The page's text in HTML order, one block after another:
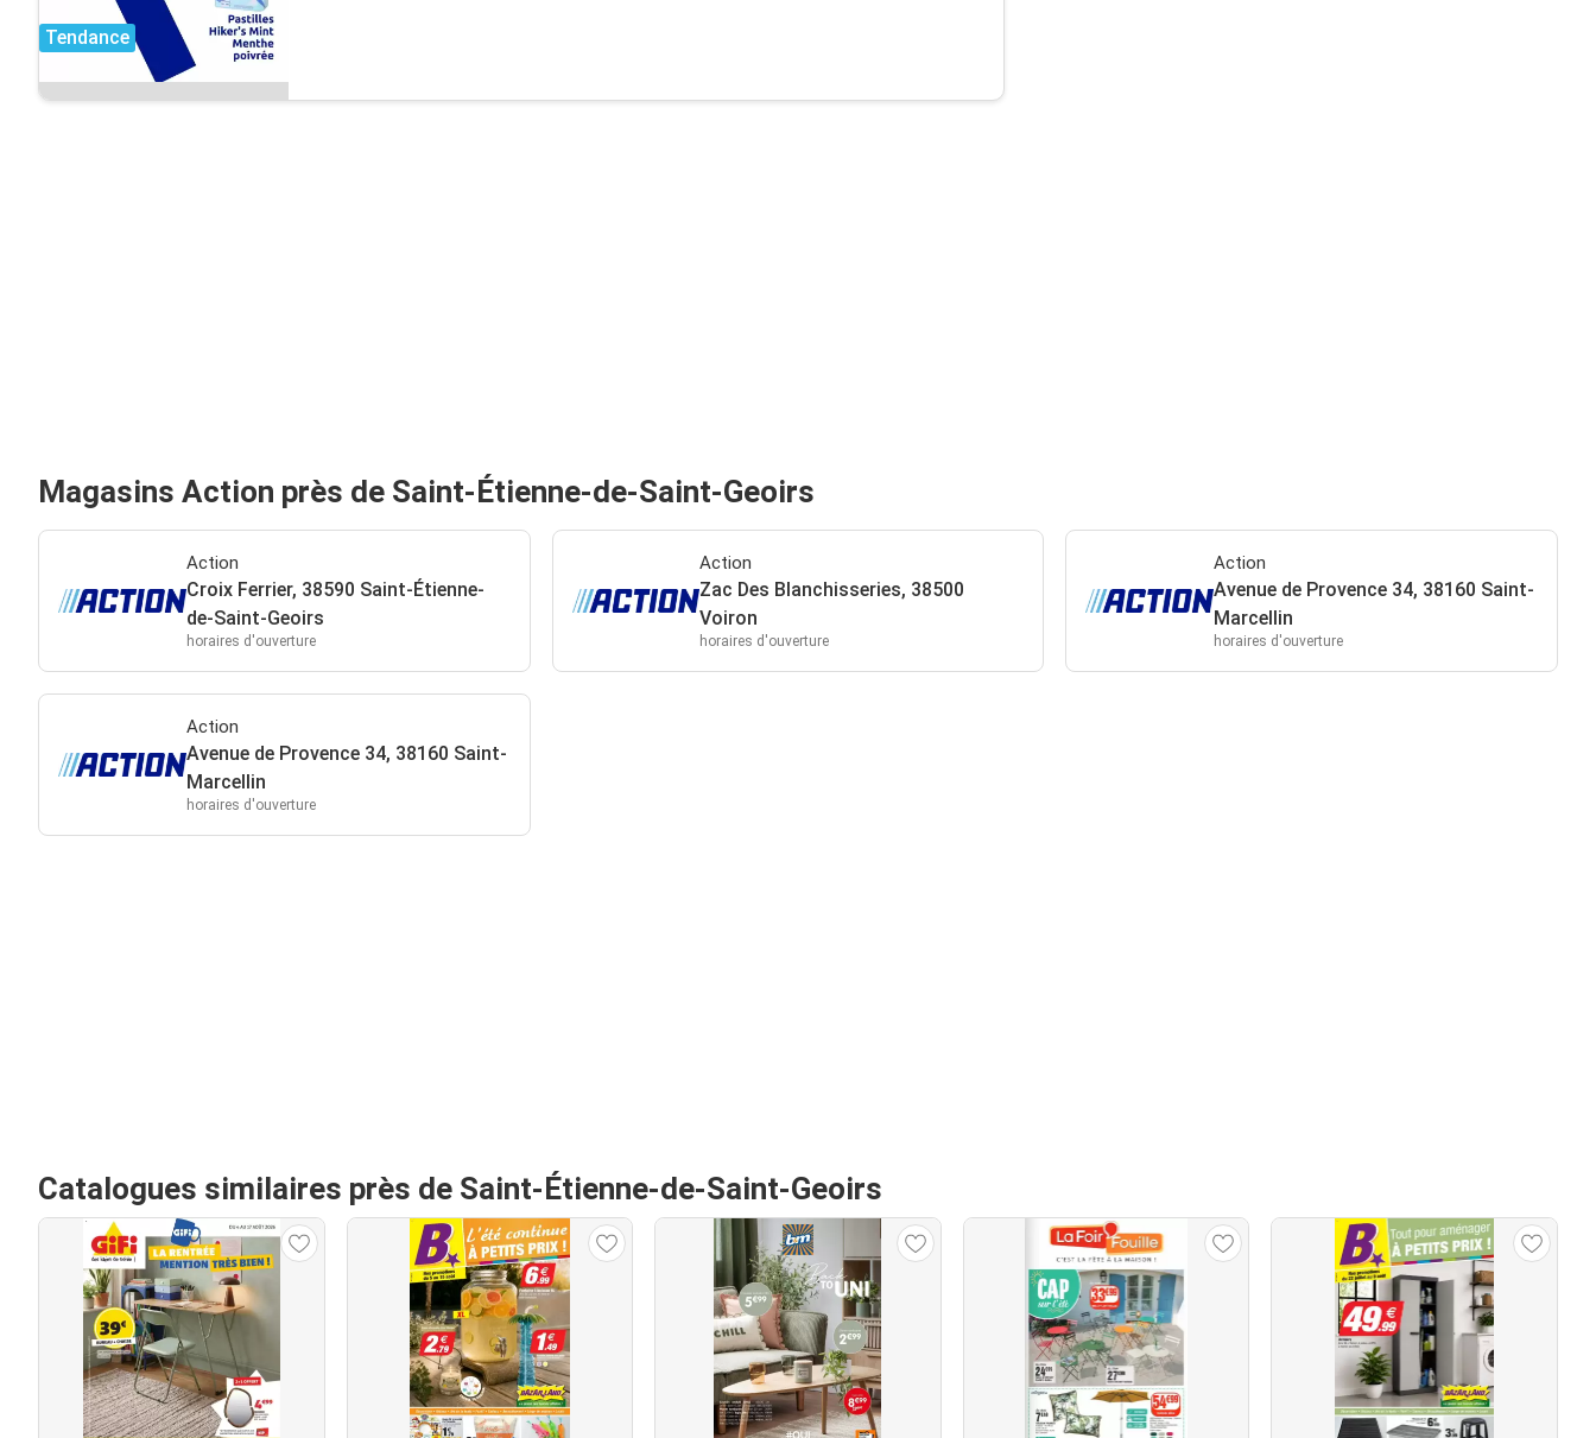
Tendance
Magasins Action près de Saint-Étienne-de-Saint-Geoirs
Action
Croix Ferrier, 38590 Saint-Étienne-
de-Saint-Geoirs
horaires d'ouverture
Action
Zac Des Blanchisseries, 38500
Voiron
horaires d'ouverture
Action
Avenue de Provence 34, 38160 Saint-
Marcellin
horaires d'ouverture
Action
Avenue de Provence 34, 38160 Saint-
Marcellin
horaires d'ouverture
Catalogues similaires près de Saint-Étienne-de-Saint-Geoirs